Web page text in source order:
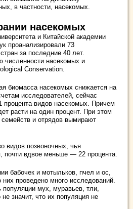
в частности, насекомых.
насекомых
и Китайской академии
проанализировали 73
за последние 40 лет.
насекомых и
Conservation.
биомасса насекомых снижается на
исследователей, сейчас
процента видов насекомых. Причем
расти на один процент. При этом
семейств и отрядов вымирают
видов позвоночных, чья
почти вдвое меньше — 22 процента.
бабочек и мотыльков, пчел и ос,
проведено много исследований.
популяции мух, муравьев, тли,
значит, что их популяция не